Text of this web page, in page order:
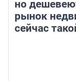
но
рынок
сейчас